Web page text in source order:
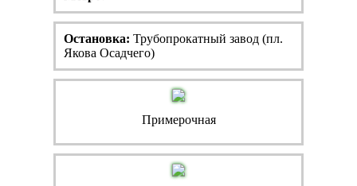
Остановка: Трубопрокатный завод (пл.
Якова Осадчего)
Примерочная